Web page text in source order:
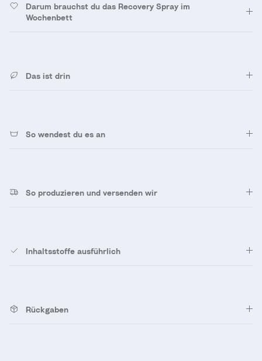
Darum brauchst du das Recovery Spray im
Wochenbett
Das ist drin
So wendest du es an
So produzieren und versenden wir
Inhaltsstoffe ausführlich
Rückgaben